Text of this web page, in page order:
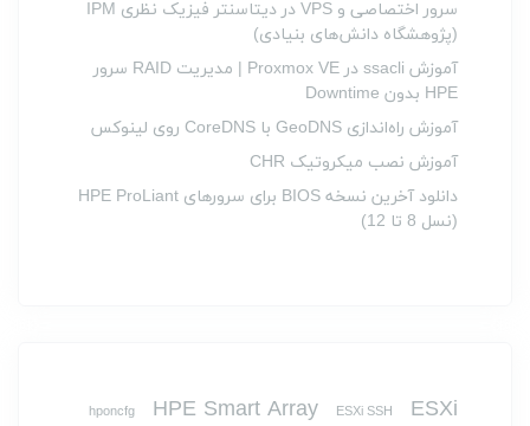
سرور اختصاصی و VPS در دیتاسنتر فیزیک نظری IPM
(پژوهشگاه دانش‌های بنیادی)
آموزش ssacli در Proxmox VE | مدیریت RAID سرور
HPE بدون Downtime
آموزش راه‌اندازی GeoDNS با CoreDNS روی لینوکس
آموزش نصب میکروتیک CHR
دانلود آخرین نسخه BIOS برای سرورهای HPE ProLiant
(نسل 8 تا 12)
ESXi
ESXi SSH
HPE Smart Array
hponcfg